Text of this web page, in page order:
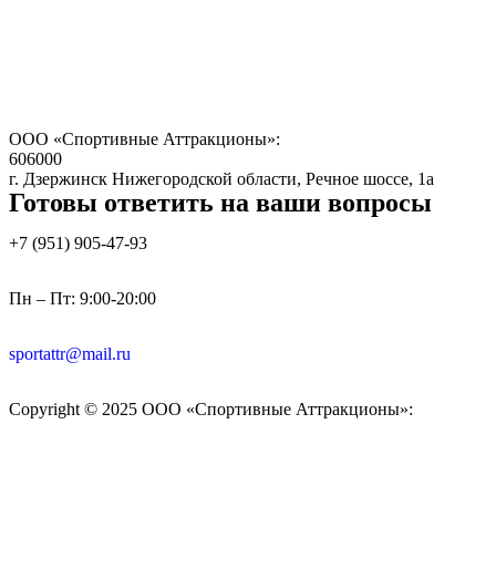
ООО «Спортивные Аттракционы»:
606000
г. Дзержинск Нижегородской области, Речное шоссе, 1а
Готовы ответить на ваши вопросы
+7 (951) 905-47-93
Пн – Пт: 9:00-20:00
sportattr@mail.ru
Copyright © 2025 ООО «Спортивные Аттракционы»: